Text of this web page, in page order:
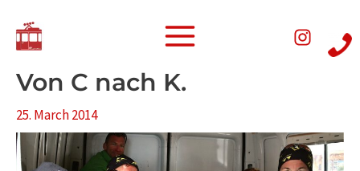
content
Menu
Von C nach K.
25. March 2014
navigation